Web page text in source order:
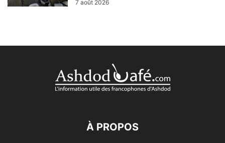
7 août 2026
À PROPOS